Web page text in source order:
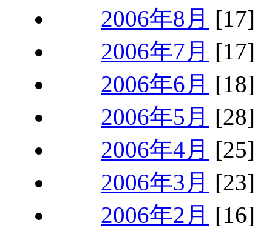
2006年8月 [17]
2006年7月 [17]
2006年6月 [18]
2006年5月 [28]
2006年4月 [25]
2006年3月 [23]
2006年2月 [16]